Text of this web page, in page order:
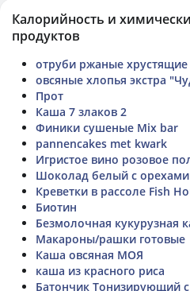
Калорийность и
продуктов
отруби ржаные хрустящие
овсяные хлопья экстра
Прот
Каша 7 злаков 2
Финики сушеные Mix bar
pannencakes met kwark
Игристое вино розовое
Шоколад белый с
Креветки в рассоле Fish
Биотин
Безмолочная кукурузная
Макароны/рашки готовые
Каша овсяная МОЯ
каша из красного риса
Батончик Тонизирующий